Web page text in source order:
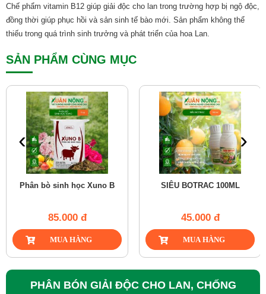
Chế phẩm vitamin B12 giúp giải độc cho lan trong trường hợp bị ngộ độc,
đồng thời giúp phục hồi và sản sinh tế bào mới. Sản phẩm không thể
thiếu trong quá trình sinh trưởng và phát triển của hoa Lan.
SẢN PHẨM CÙNG MỤC
Phân bò sinh học Xuno B
85.000 đ
SIÊU BOTRAC 100ML
45.000 đ
‹ ›
PHÂN BÓN GIẢI ĐỘC CHO LAN, CHỐNG